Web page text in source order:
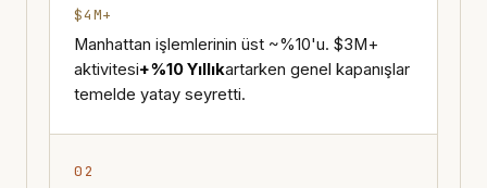
$4M+
Manhattan işlemlerinin üst ~%10'u. $3M+
aktivitesi+%10 Yıllıkartarken genel kapanışlar
temelde yatay seyretti.
02